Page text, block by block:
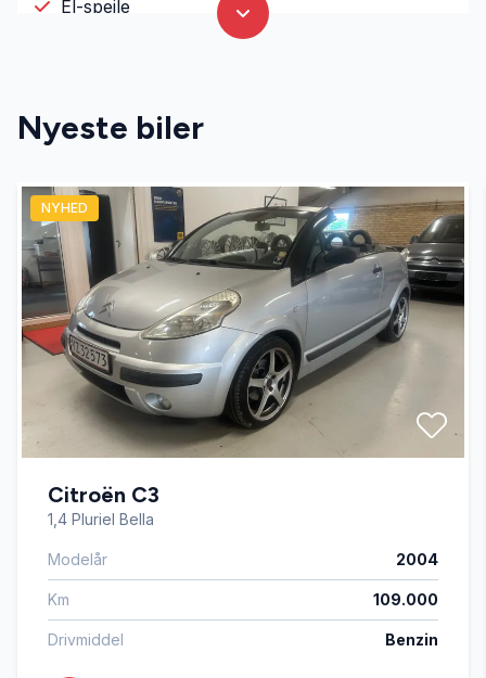
El-spejle
Højdejusterbart førersæde
Isofix
Kørecomputer
Servostyring
Splitbagsæder
Startspærre
Tonede ruder
Nyeste biler
NYHED
Citroën C3
1,4 Pluriel Bella
Modelår 2004
Km 109.000
Drivmiddel Benzin